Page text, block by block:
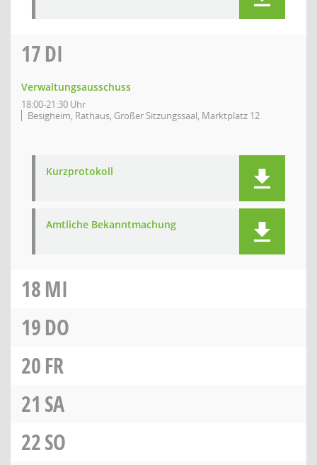
17DI
Verwaltungsausschuss
18:00-21:30 Uhr
Besigheim, Rathaus, Großer Sitzungssaal, Marktplatz 12
Kurzprotokoll
Amtliche Bekanntmachung
18MI
19DO
20FR
21 SA
22SO